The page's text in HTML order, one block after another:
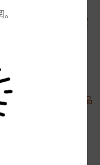
10-05 14:25:20
手绘青花功夫茶具礼品